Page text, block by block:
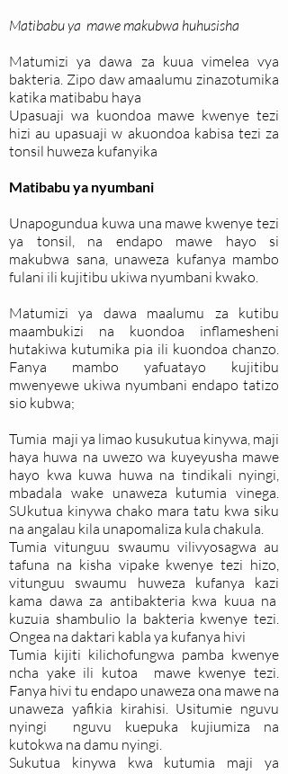
Matibabu ya mawe makubwa huhusisha
Matumizi ya dawa za kuua vimelea vya
bakteria. Zipo daw amaalumu zinazotumika
katika matibabu haya
Upasuaji wa kuondoa mawe kwenye tezi
hizi au upasuaji w akuondoa kabisa tezi za
tonsil huweza kufanyika
Matibabu ya nyumbani
Unapogundua kuwa una mawe kwenye tezi
ya tonsil, na endapo mawe hayo si
makubwa sana, unaweza kufanya mambo
fulani ili kujitibu ukiwa nyumbani kwako.
Matumizi ya dawa maalumu za kutibu
maambukizi na kuondoa inflamesheni
hutakiwa kutumika pia ili kuondoa chanzo.
Fanya mambo yafuatayo kujitibu
mwenyewe ukiwa nyumbani endapo tatizo
sio kubwa;
Tumia maji ya limao kusukutua kinywa, maji
haya huwa na uwezo wa kuyeyusha mawe
hayo kwa kuwa huwa na tindikali nyingi,
mbadala wake unaweza kutumia vinega.
SUkutua kinywa chako mara tatu kwa siku
na angalau kila unapomaliza kula chakula.
Tumia vitunguu swaumu vilivyosagwa au
tafuna na kisha vipake kwenye tezi hizo,
vitunguu swaumu huweza kufanya kazi
kama dawa za antibakteria kwa kuua na
kuzuia shambulio la bakteria kwenye tezi.
Ongea na daktari kabla ya kufanya hivi
Tumia kijiti kilichofungwa pamba kwenye
ncha yake ili kutoa mawe kwenye tezi.
Fanya hivi tu endapo unaweza ona mawe na
unaweza yafikia kirahisi. Usitumie nguvu
nyingi nguvu kuepuka kujiumiza na
kutokwa na damu nyingi.
Sukutua kinywa kwa kutumia maji ya